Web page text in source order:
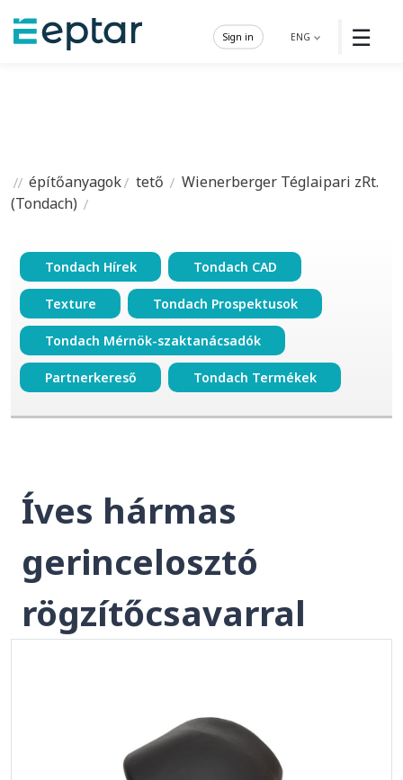
☰
ENG
Sign in
építőanyagok tető
Wienerberger Téglaipari zRt.
(Tondach)
Tondach Hírek Tondach CAD
Texture Tondach Prospektusok
Tondach Mérnök-szaktanácsadók
Partnerkereső Tondach Termékek
Íves hármas
gerincelosztó
rögzítőcsavarral